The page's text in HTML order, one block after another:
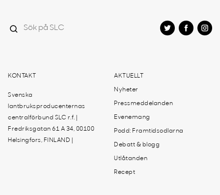
KONTAKT
Svenska
lantbruksproducenternas
centralförbund SLC r.f. |
Fredriksgatan 61 A 34, 00100
Helsingfors, FINLAND |
AKTUELLT
Nyheter
Pressmeddelanden
Evenemang
Podd: Framtidsodlarna
Debatt & blogg
Utlåtanden
Recept